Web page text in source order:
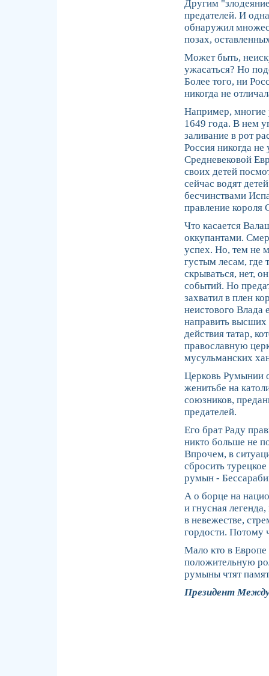
Другим
предателей. И
обнаружил
позах,
Может быть,
ужасаться? Но
Более того, ни
никогда не
Например, многие
1649 года. В нем
заливание в рот
Россия никогда
Средневековой
своих детей
сейчас водят
бесчинствами
правление
Что касается
оккупантами.
успех. Но, тем не
густым лесам, где
скрываться, нет,
событий. Но
захватил в плен
неистового
направить высших
действия татар,
православную
мусульманских
Церковь Румынии
женитьбе на
союзников,
предателей.
Его брат Раду
никто больше не
Впрочем, в
сбросить
румын -
А о борце на
и гнусная
в невежестве,
гордости. Потому
Мало кто в
положительную
румыны чтят
Президент